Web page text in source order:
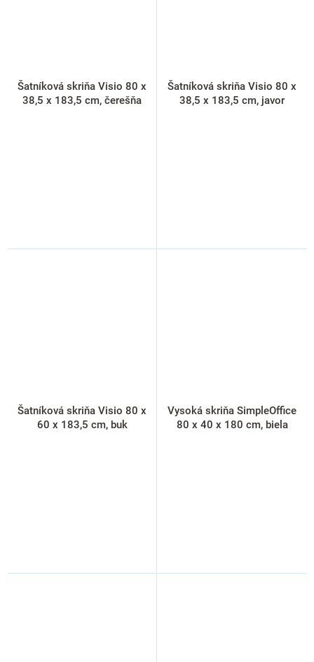
Šatníková skriňa Visio 80 x
38,5 x 183,5 cm, čerešňa
Šatníková skriňa Visio 80 x
38,5 x 183,5 cm, javor
Šatníková skriňa Visio 80 x
60 x 183,5 cm, buk
Vysoká skriňa SimpleOffice
80 x 40 x 180 cm, biela